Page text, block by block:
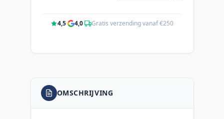
4,5· 4,0· Gratis verzending vanaf €250
OMSCHRIJVING